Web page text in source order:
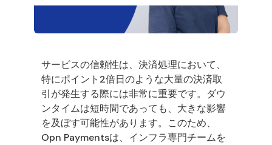
サービスの信頼性は、決済処理において、
特にポイント2倍日のような大量の決済取
引が発生する際には非常に重要です。ダウ
ンタイムは短時間であっても、大きな影響
を及ぼす可能性があります。このため、
Opn Paymentsは、インフラ専門チームを